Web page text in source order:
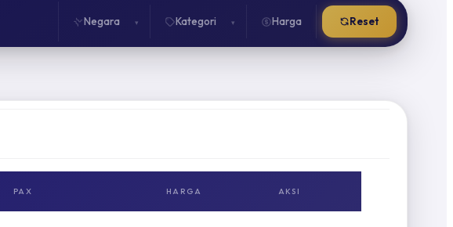
Negara ▾ Kategori ▾ Harga Reset
PAX HARGA AKSI